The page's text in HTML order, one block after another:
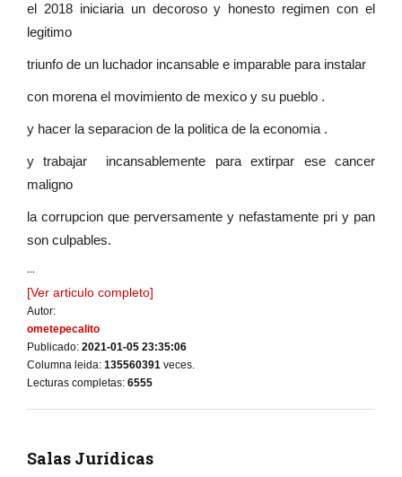
el 2018 iniciaria un decoroso y honesto regimen con el
legitimo
triunfo de un luchador incansable e imparable para instalar
con morena el movimiento de mexico y su pueblo .
y hacer la separacion de la politica de la economia .
y trabajar incansablemente para extirpar ese cancer
maligno
la corrupcion que perversamente y nefastamente pri y pan
son culpables.
...
[Ver articulo completo]
Autor:
ometepecalito
Publicado: 2021-01-05 23:35:06
Columna leida: 135560391 veces.
Lecturas completas: 6555
Salas Jurídicas